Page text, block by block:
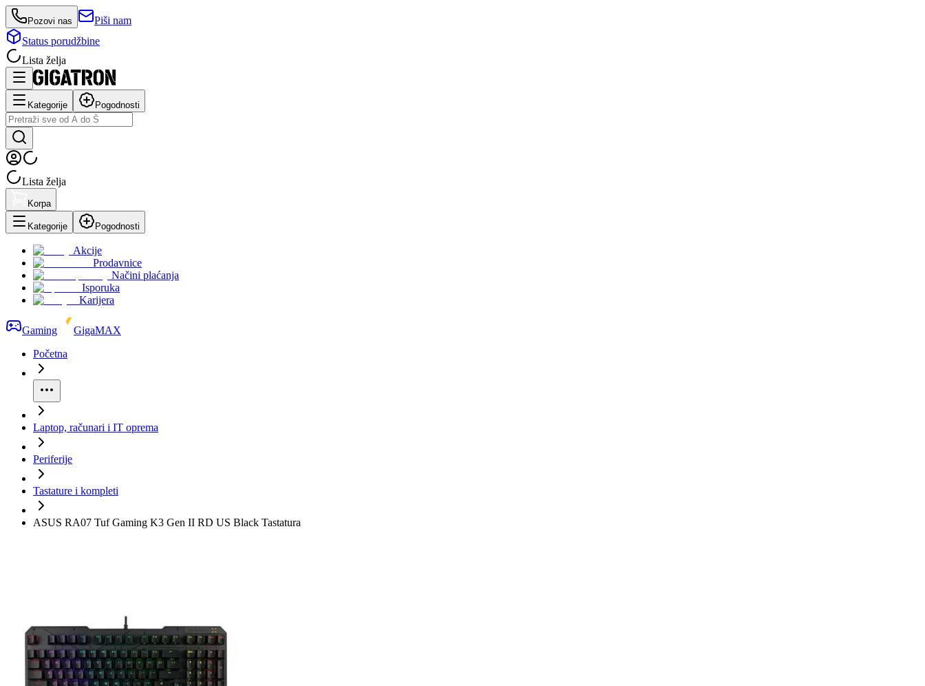
Pozovi nas
Piši nam
Status porudžbine
Lista želja
Kategorije Pogodnosti
Lista želja
Korpa
Kategorije Pogodnosti
Akcije
Prodavnice
Načini plaćanja
Isporuka
Karijera
Gaming
GigaMAX
Početna
Laptop, računari i IT oprema
Periferije
Tastature i kompleti
ASUS RA07 Tuf Gaming K3 Gen II RD US Black Tastatura